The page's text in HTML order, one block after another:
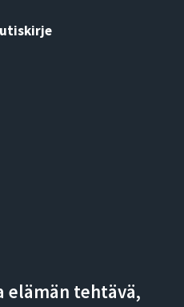
elämän tehtävä,